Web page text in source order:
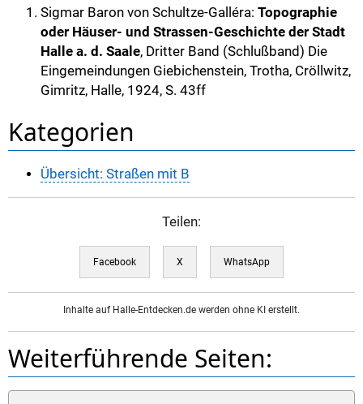
Sigmar Baron von Schultze-Galléra: Topographie
oder Häuser- und Strassen-Geschichte der Stadt
Halle a. d. Saale, Dritter Band (Schlußband) Die
Eingemeindungen Giebichenstein, Trotha, Cröllwitz,
Gimritz, Halle, 1924, S. 43ff
Kategorien
Übersicht: Straßen mit B
Teilen:
Facebook X WhatsApp
Inhalte auf Halle-Entdecken.de werden ohne KI erstellt.
Weiterführende Seiten: